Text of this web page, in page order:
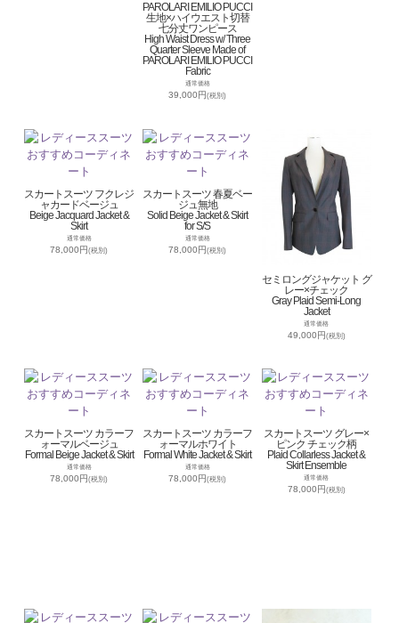
PAROLARI EMILIO PUCCI
生地×ハイウエスト切替
七分丈ワンピース
High Waist Dress w/ Three
Quarter Sleeve Made of
PAROLARI EMILIO PUCCI
Fabric
通常価格
39,000円(税別)
スカートスーツ フクレジ
ャカードベージュ
Beige Jacquard Jacket &
Skirt
通常価格
78,000円(税別)
スカートスーツ 春夏ベー
ジュ無地
Solid Beige Jacket & Skirt
for S/S
通常価格
78,000円(税別)
セミロングジャケット グ
レー×チェック
Gray Plaid Semi-Long
Jacket
通常価格
49,000円(税別)
スカートスーツ カラーフ
ォーマルベージュ
Formal Beige Jacket & Skirt
通常価格
78,000円(税別)
スカートスーツ カラーフ
ォーマルホワイト
Formal White Jacket & Skirt
通常価格
78,000円(税別)
スカートスーツ グレー×
ピンク チェック柄
Plaid Collarless Jacket &
Skirt Ensemble
通常価格
78,000円(税別)